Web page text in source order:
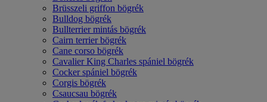
Brüsszeli griffon bögrék
Bulldog bögrék
Bullterrier mintás bögrék
Cairn terrier bögrék
Cane corso bögrék
Cavalier King Charles spániel bögrék
Cocker spániel bögrék
Corgis bögrék
Csaucsau bögrék